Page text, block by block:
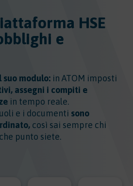
HSE
e
suo modulo: in ATOM imposti
assegni i compiti e
in tempo reale.
e i documenti sono
così sai sempre chi
punto siete.